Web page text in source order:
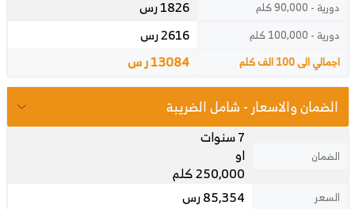
دورية - 90,000 كلم 1826 رس
دورية - 100,000 كلم 2616 رس
اجمالي الى 100 الف كلم 13084 ر س
الضمان والاسعار - شامل الضريبة
الضمان
7 سنوات
او
250,000 كلم
السعر
85,354 رس